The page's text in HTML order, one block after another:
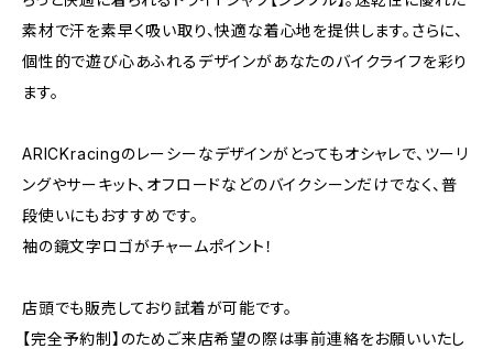
素材で汗を素早く吸い取り、快適な着心地を提供します。さらに、
個性的で遊び心あふれるデザインがあなたのバイクライフを彩り
ます。
ARICKracingのレーシーなデザインがとってもオシャレで、ツーリ
ングやサーキット、オフロードなどのバイクシーンだけでなく、普
段使いにもおすすめです。
袖の鏡文字ロゴがチャームポイント！
店頭でも販売しており試着が可能です。
【完全予約制】のためご来店希望の際は事前連絡をお願いいたし